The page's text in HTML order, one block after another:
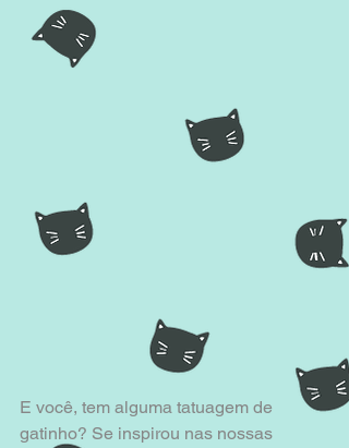
E você, tem alguma tatuagem de
gatinho? Se inspirou nas nossas